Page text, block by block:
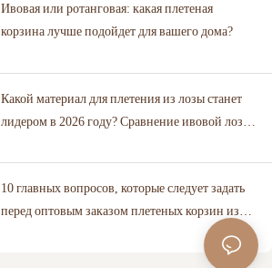
Ивовая или ротанговая: какая плетеная
корзина лучше подойдет для вашего дома?
Какой материал для плетения из лозы станет
лидером в 2026 году? Сравнение ивовой лозы,
10 главных вопросов, которые следует задать
перед оптовым заказом плетеных корзин из